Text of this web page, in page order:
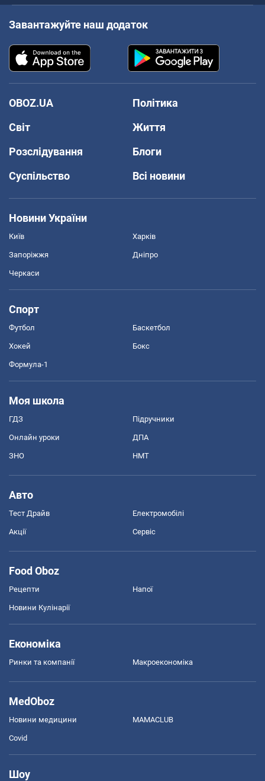
Завантажуйте наш додаток
OBOZ.UA
Політика
Світ
Життя
Розслідування
Блоги
Суспільство
Всі новини
Новини України
Київ Харків
Запоріжжя Дніпро
Черкаси
Спорт
Футбол Баскетбол
Хокей Бокс
Формула-1
Моя школа
ГДЗ Підручники
Онлайн уроки ДПА
ЗНО НМТ
Авто
Тест Драйв Електромобілі
Акції Сервіс
Food Oboz
Рецепти Напої
Новини Кулінарії
Економіка
Ринки та компанії Макроекономіка
MedOboz
Новини медицини MAMACLUB
Covid
Шоу